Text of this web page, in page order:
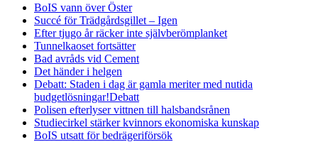
BoIS vann över Öster
Succé för Trädgårdsgillet – Igen
Efter tjugo år räcker inte självberömplanket
Tunnelkaoset fortsätter
Bad avråds vid Cement
Det händer i helgen
Debatt: Staden i dag är gamla meriter med nutida
budgetlösningar!Debatt
Polisen efterlyser vittnen till halsbandsrånen
Studiecirkel stärker kvinnors ekonomiska kunskap
BoIS utsatt för bedrägeriförsök